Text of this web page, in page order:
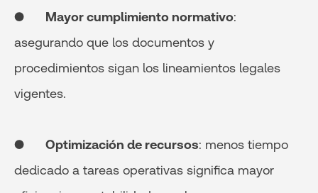
● Mayor cumplimiento normativo:
asegurando que los documentos y
procedimientos sigan los lineamientos legales
vigentes.
● Optimización de recursos: menos tiempo
dedicado a tareas operativas significa mayor